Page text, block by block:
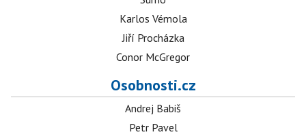
Karlos Vémola
Jiří Procházka
Conor McGregor
Osobnosti.cz
Andrej Babiš
Petr Pavel